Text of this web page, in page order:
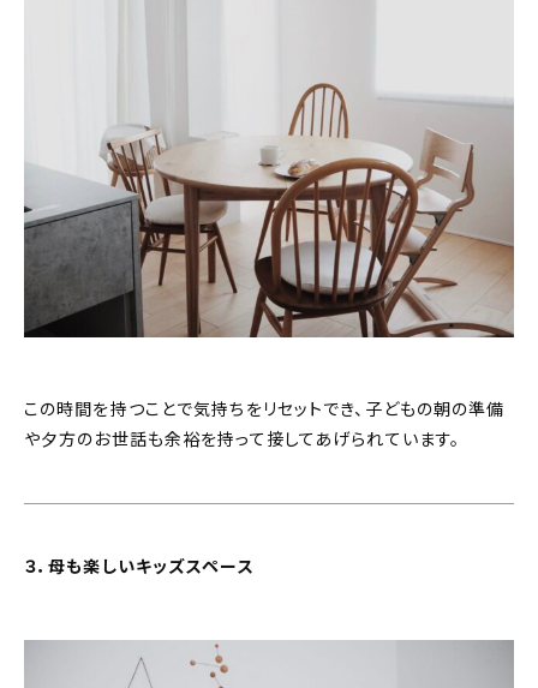
この時間を持つことで気持ちをリセットでき、子どもの朝の準備
や夕方のお世話も余裕を持って接してあげられています。
３．母も楽しいキッズスペース